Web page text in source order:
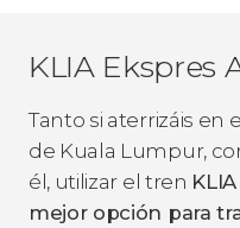
KLIA Ekspres
Tanto si aterrizáis
de Kuala Lumpur,
él, utilizar el tren
mejor opción para